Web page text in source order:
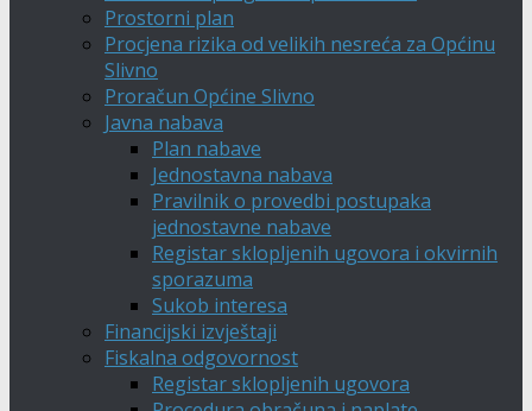
Prostorni plan
Procjena rizika od velikih nesreća za Općinu
Slivno
Proračun Općine Slivno
Javna nabava
Plan nabave
Jednostavna nabava
Pravilnik o provedbi postupaka
jednostavne nabave
Registar sklopljenih ugovora i okvirnih
sporazuma
Sukob interesa
Financijski izvještaji
Fiskalna odgovornost
Registar sklopljenih ugovora